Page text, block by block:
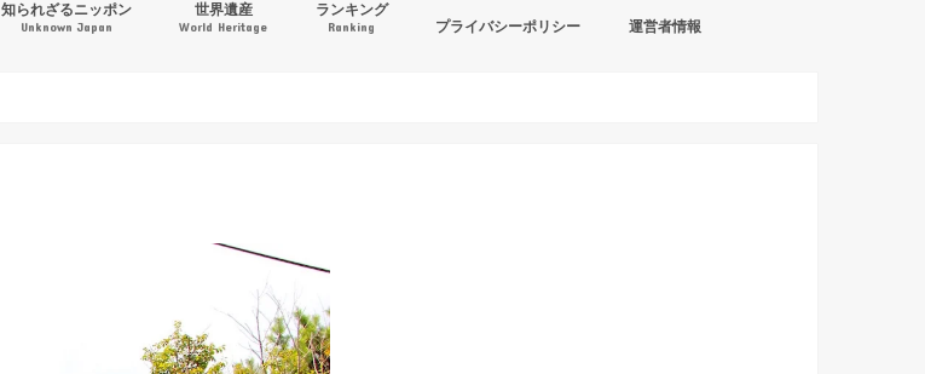
知られざるニッポン
Unknown Japan
世界遺産
World Heritage
ランキング
Ranking プライバシーポリシー 運営者情報